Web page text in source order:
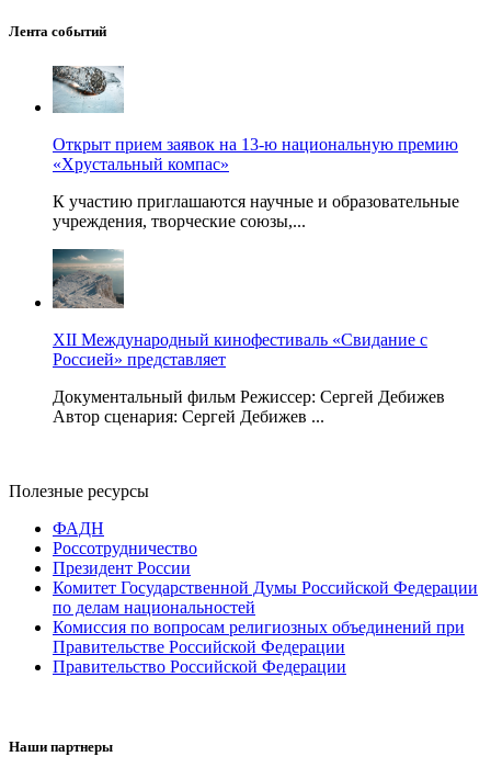
Лента событий
Открыт прием заявок на 13-ю национальную премию
«Хрустальный компас»
К участию приглашаются научные и образовательные
учреждения, творческие союзы,...
XII Международный кинофестиваль «Свидание с
Россией» представляет
Документальный фильм Режиссер: Сергей Дебижев
Автор сценария: Сергей Дебижев ...
Полезные ресурсы
ФАДН
Россотрудничество
Президент России
Комитет Государственной Думы Российской Федерации
по делам национальностей
Комиссия по вопросам религиозных объединений при
Правительстве Российской Федерации
Правительство Российской Федерации
Наши партнеры